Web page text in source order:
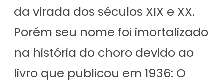
da virada dos séculos XIX e XX.
Porém seu nome foi imortalizado
na história do choro devido ao
livro que publicou em 1936: O